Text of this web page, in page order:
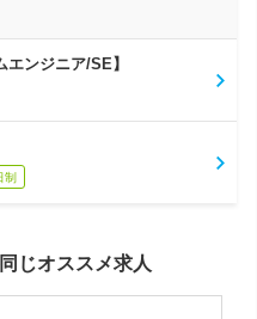
ンジニア/SE】
制
じオススメ求人